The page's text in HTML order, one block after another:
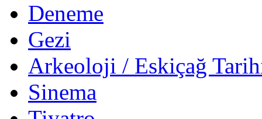
Deneme
Gezi
Arkeoloji / Eskiçağ
Sinema